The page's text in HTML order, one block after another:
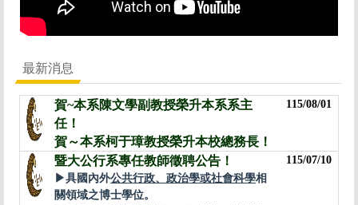
修業規則 Curriculum
影音活動 Video
聯絡我們 Connection
最新消息
賀~本系陳文學副教授榮升本系系主
任！
賀～本系柯于璋教授榮升本校總務長！
115/08/01
暨大公行系專任教師徵聘公告！
▶︎具國內外公共行政、政治學或社會科學相
關領域之博士學位。
115/07/10